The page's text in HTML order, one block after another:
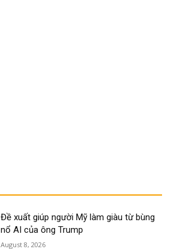
Đề xuất giúp người Mỹ làm giàu từ bùng
nổ AI của ông Trump
August 8, 2026